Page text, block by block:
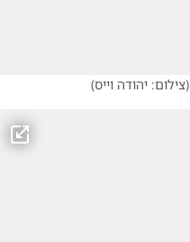
(צילום: יהודה וייס)